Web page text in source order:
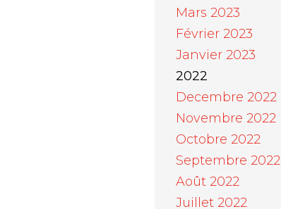
Mars 2023
Février 2023
Janvier 2023
2022
Decembre 2022
Novembre 2022
Octobre 2022
Septembre 2022
Août 2022
Juillet 2022